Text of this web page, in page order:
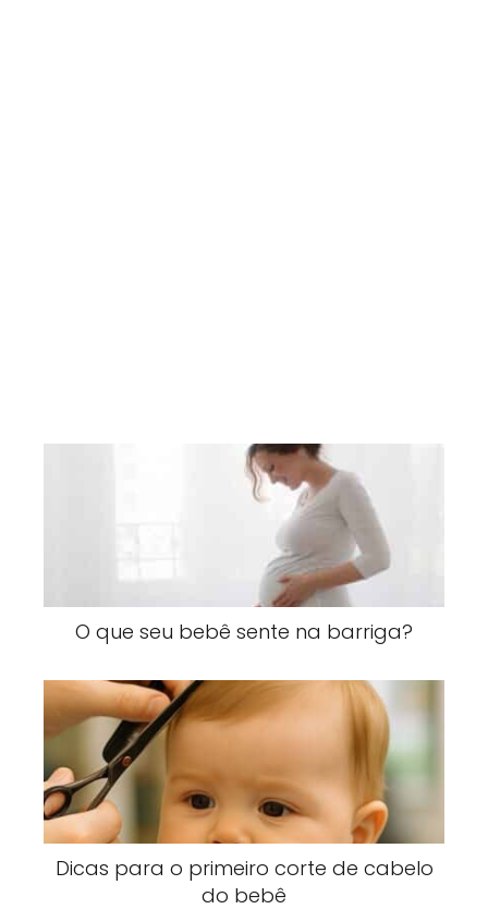
O que seu bebê sente na barriga?
Dicas para o primeiro corte de cabelo
do bebê